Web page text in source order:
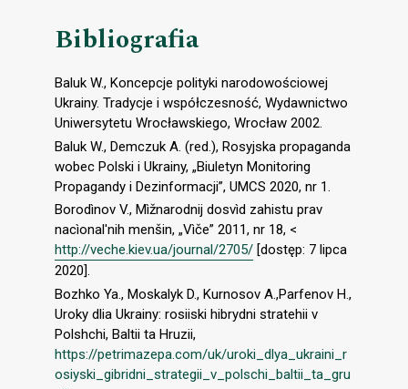
Bibliografia
Baluk W., Koncepcje polityki narodowościowej
Ukrainy. Tradycje i współczesność, Wydawnictwo
Uniwersytetu Wrocławskiego, Wrocław 2002.
Baluk W., Demczuk A. (red.), Rosyjska propaganda
wobec Polski i Ukrainy, „Biuletyn Monitoring
Propagandy i Dezinformacji”, UMCS 2020, nr 1.
Borodìnov V., Mìžnarodnij dosvìd zahistu prav
nacìonal′nih menšin, „Vìče” 2011, nr 18, <
http://veche.kiev.ua/journal/2705/ [dostęp: 7 lipca
2020].
Bozhko Ya., Moskalyk D., Kurnosov A.,Parfenov H.,
Uroky dlia Ukrainy: rosiiski hibrydni stratehii v
Polshchi, Baltii ta Hruzii,
https://petrimazepa.com/uk/uroki_dlya_ukraini_r
osiyski_gibridni_strategii_v_polschi_baltii_ta_gru